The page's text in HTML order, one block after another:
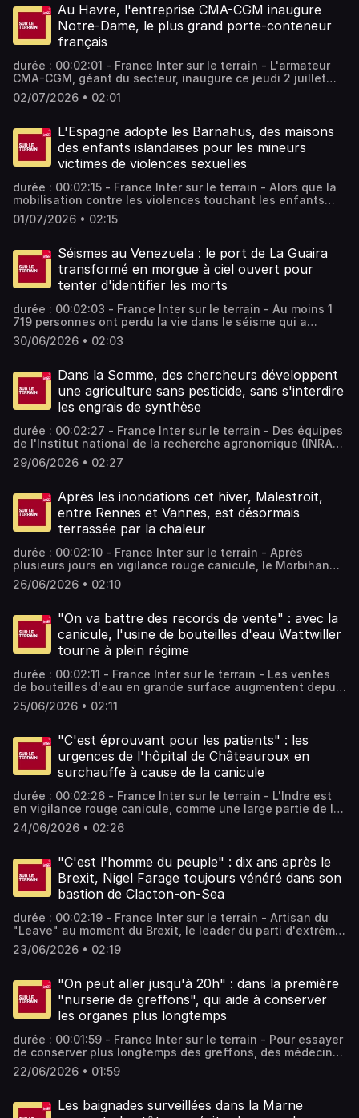
Vous aimez ce podcast ? Pour écouter tous les épisodes
sans limite, rendez-vous sur Radio France
Au Havre, l'entreprise CMA-CGM inaugure
Notre-Dame, le plus grand porte-conteneur
français
durée : 00:02:01 - France Inter sur le terrain - L'armateur
CMA-CGM, géant du secteur, inaugure ce jeudi 2 juillet
son nouveau porte-conteneur, l'un des plus gros au
monde. Fabriqué en Chine, le mastodonte se veut moins
associations écologistes. - équipe : Luc Chemla Vous
aimez ce podcast ? Pour écouter tous les épisodes sans
limite, rendez-vous sur Radio France
02/07/2026 • 02:01
L'Espagne adopte les Barnahus, des maisons
des enfants islandaises pour les mineurs
victimes de violences sexuelles
durée : 00:02:15 - France Inter sur le terrain - Alors que la
mobilisation contre les violences touchant les enfants
agite la société française ces derniers mois, l'Espagne a
déjà renforcé son dispositif. Des milliers d'enfants ont été
"maisons des enfants", qui reprennent un modèle
islandais. - équipe : Isabelle Labeyrie Vous aimez ce
podcast ? Pour écouter tous les épisodes sans limite,
rendez-vous sur Radio France
01/07/2026 • 02:15
Séismes au Venezuela : le port de La Guaira
transformé en morgue à ciel ouvert pour
tenter d'identifier les morts
durée : 00:02:03 - France Inter sur le terrain - Au moins 1
719 personnes ont perdu la vie dans le séisme qui a
frappé le Venezuela le 24 juin, selon un dernier bilan des
autorités dressé lundi 29 juin. Dans les morgues du pays,
permettre aux familles de faire leur deuil. - équipe : Alice
Campaignolle Vous aimez ce podcast ? Pour écouter tous
les épisodes sans limite, rendez-vous sur Radio France
30/06/2026 • 02:03
Dans la Somme, des chercheurs développent
une agriculture sans pesticide, sans s'interdire
les engrais de synthèse
durée : 00:02:27 - France Inter sur le terrain - Des équipes
de l'Institut national de la recherche agronomique (INRAE)
travaillent depuis 2012 sur une agriculture sans pesticide,
où les engrais de synthèse sont autorisés. Ils atteignent
concrète aux partisans de l'acétamipride. - équipe : Gabin
Grulet, Clémentine Sabrié Vous aimez ce podcast ? Pour
écouter tous les épisodes sans limite, rendez-vous sur
Radio France
29/06/2026 • 02:27
Après les inondations cet hiver, Malestroit,
entre Rennes et Vannes, est désormais
terrassée par la chaleur
durée : 00:02:10 - France Inter sur le terrain - Après
plusieurs jours en vigilance rouge canicule, le Morbihan
est rétrogradé en vigilance orange, à partir de vendredi,
par Météo-France. Une chaleur inédite pour la commune
inondations. - équipe : Laurent Kramer Vous aimez ce
podcast ? Pour écouter tous les épisodes sans limite,
rendez-vous sur Radio France
26/06/2026 • 02:10
"On va battre des records de vente" : avec la
canicule, l'usine de bouteilles d'eau Wattwiller
tourne à plein régime
durée : 00:02:11 - France Inter sur le terrain - Les ventes
de bouteilles d'eau en grande surface augmentent depuis
le début de la canicule. Pour répondre à la demande,
l'usine de mise en bouteille de Wattwiller, dans le Haut-
ses salariés de travailler en heures supplémentaires. -
équipe : Luc Chemla Vous aimez ce podcast ? Pour
écouter tous les épisodes sans limite, rendez-vous sur
Radio France
25/06/2026 • 02:11
"C'est éprouvant pour les patients" : les
urgences de l'hôpital de Châteauroux en
surchauffe à cause de la canicule
durée : 00:02:26 - France Inter sur le terrain - L'Indre est
en vigilance rouge canicule, comme une large partie de la
France, mercredi. À l'hôpital de Châteauroux, les urgences
reçoivent plus de patients que d'habitude, incommodés
podcast ? Pour écouter tous les épisodes sans limite,
rendez-vous sur Radio France
24/06/2026 • 02:26
"C'est l'homme du peuple" : dix ans après le
Brexit, Nigel Farage toujours vénéré dans son
bastion de Clacton-on-Sea
durée : 00:02:19 - France Inter sur le terrain - Artisan du
"Leave" au moment du Brexit, le leader du parti d'extrême
droite Reform UK reste admiré et célébré dans son fief
politique de Clacton-on-Sea, malgré la remise en question
Gaële Joly Vous aimez ce podcast ? Pour écouter tous les
épisodes sans limite, rendez-vous sur Radio France
23/06/2026 • 02:19
"On peut aller jusqu'à 20h" : dans la première
"nurserie de greffons", qui aide à conserver
les organes plus longtemps
durée : 00:01:59 - France Inter sur le terrain - Pour essayer
de conserver plus longtemps des greffons, des médecins
ont ouvert une "nurserie de greffons", à l'hôpital de la
Pitié-Salpêtrière, à Paris. Un service ouvert grâce au
France Inter a pu visiter ce service en exclusivité. - équipe
22/06/2026 • 01:59
Les baignades surveillées dans la Marne